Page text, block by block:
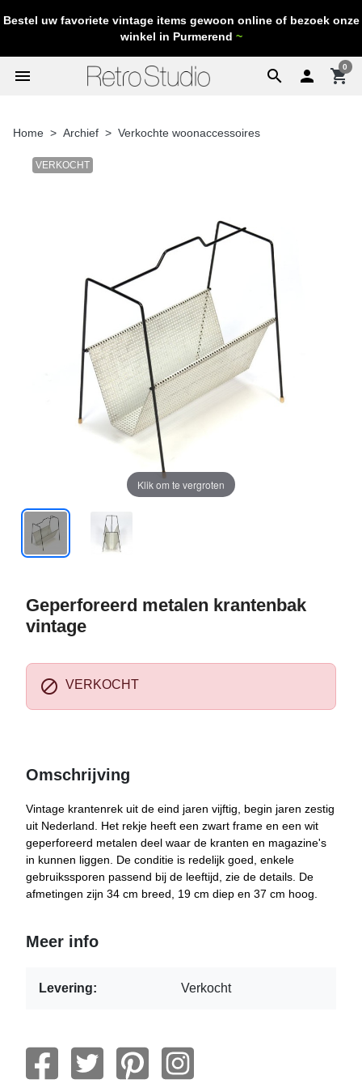
Bestel uw favoriete vintage items gewoon online of bezoek onze
winkel in Purmerend ~
search
menu  shopping_cart
0
Home Archief Verkochte woonaccessoires
VERKOCHT
Klik om te vergroten
Geperforeerd metalen krantenbak
vintage
 VERKOCHT
Omschrijving
Vintage krantenrek uit de eind jaren vijftig, begin jaren zestig
uit Nederland. Het rekje heeft een zwart frame en een wit
geperforeerd metalen deel waar de kranten en magazine's
in kunnen liggen. De conditie is redelijk goed, enkele
gebruikssporen passend bij de leeftijd, zie de details. De
afmetingen zijn 34 cm breed, 19 cm diep en 37 cm hoog.
Meer info
Levering: Verkocht